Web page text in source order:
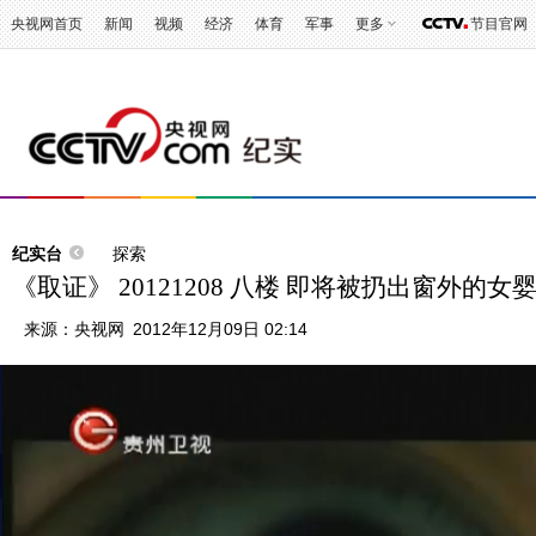
央视网首页 新闻 视频 经济 体育 军事 更多 节目官网
纪实台 探索
《取证》 20121208 八楼 即将被扔出窗外的女婴
来源： 央视网 2012年12月09日 02:14